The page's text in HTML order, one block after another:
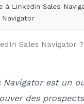
Linkedin Sales
Sales Navigator ?
Navigator est un
des